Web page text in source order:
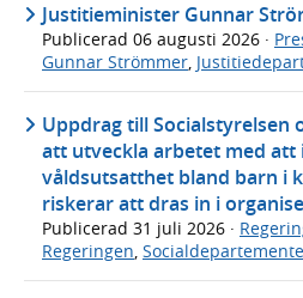
Justitieminister Gunnar
Publicerad 06 augusti 2026 ·
Gunnar Strömmer,
Uppdrag till Socialstyrelsen
att utveckla arbetet med att
våldsutsatthet bland barn i
riskerar att dras in i
Publicerad 31 juli 2026 ·
Regeringen